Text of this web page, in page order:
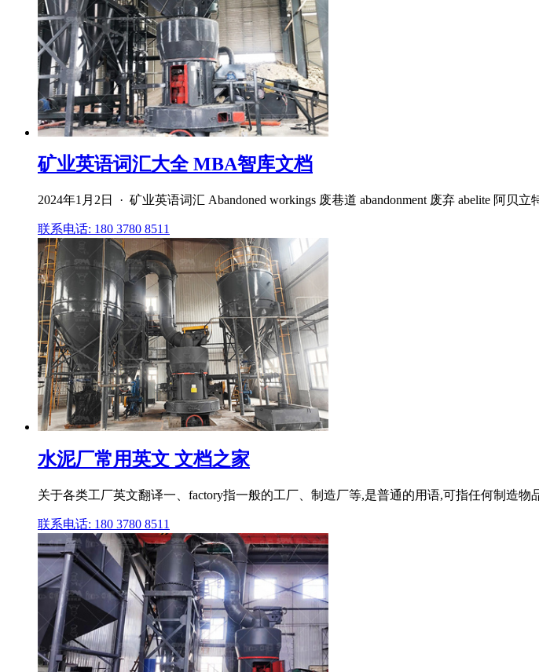
矿业英语词汇大全 MBA智库文档
2024年1月2日 · 矿业英语词汇 Abandoned workings 废巷道 abandonment 废弃 abelite 阿贝
联系电话: 180 3780 8511
水泥厂常用英文 文档之家
关于各类工厂英文翻译一、factory指一般的工厂、制造厂等,是普通的用语,可指任何制造物
联系电话: 180 3780 8511